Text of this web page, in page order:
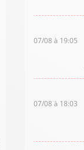
07/08 à 19:05
07/08 à 18:03